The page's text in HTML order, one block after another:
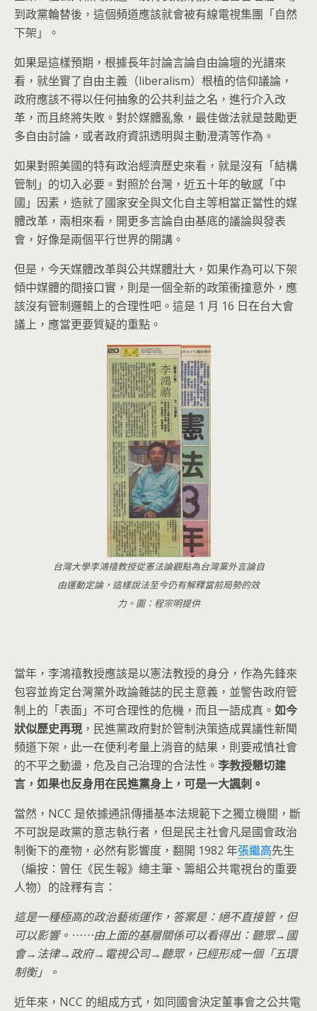
到政黨輪替後，這個頻道應該就會被有線電視集團「自然
下架」。
如果是這樣預期，根據長年討論言論自由論壇的光譜來
看，就坐實了自由主義（liberalism）根植的信仰議論，
政府應該不得以任何抽象的公共利益之名，進行介入改
革，而且終將失敗。對於媒體亂象，最佳做法就是鼓勵更
多自由討論，或者政府資訊透明與主動澄清等作為。
如果對照美國的特有政治經濟歷史來看，就是沒有「結構
管制」的切入必要。對照於台灣，近五十年的敏感「中
國」因素，造就了國家安全與文化自主等相當正當性的媒
體改革，兩相來看，開更多言論自由基底的議論與發表
會，好像是兩個平行世界的開講。
但是，今天媒體改革與公共媒體壯大，如果作為可以下架
傾中媒體的間接口實，則是一個全新的政策衝撞意外，應
該沒有管制邏輯上的合理性吧。這是 1 月 16 日在台大會
議上，應當更要質疑的重點。
台灣大學李鴻禧教授從憲法論觀點為台灣黨外言論自
由運動定論，這樣說法至今仍有解釋當前局勢的效
力。圖：程宗明提供
當年，李鴻禧教授應該是以憲法教授的身分，作為先鋒來
包容並肯定台灣黨外政論雜誌的民主意義，並警告政府管
制上的「表面」不可合理性的危機，而且一語成真。 如今
狀似歷史再現，民進黨政府對於管制決策造成異議性新聞
頻道下架，此一在便利考量上消音的結果，則要戒慎社會
的不平之動盪，危及自己治理的合法性。 李教授懇切建
言，如果也反身用在民進黨身上，可是一大諷刺。
當然，NCC 是依據通訊傳播基本法規範下之獨立機關，斷
不可說是政黨的意志執行者，但是民主社會凡是國會政治
制衡下的產物，必然有影響度，翻開 1982 年張繼高先生
（編按：曾任《民生報》總主筆、籌組公共電視台的重要
人物）的詮釋有言：
這是一種極高的政治藝術運作，答案是：絕不直接管，但
可以影響。⋯⋯由上面的基層關係可以看得出：聽眾→國
會→法律→政府→電視公司→聽眾，已經形成一個「五環
制衡」。
近年來，NCC 的組成方式，如同國會決定董事會之公共電